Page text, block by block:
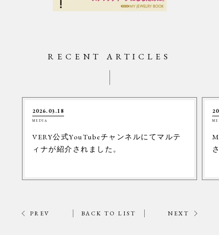
RECENT ARTICLES
2026.03.18
MEDIA
VERY公式YouTubeチャンネルにてマルテ
ィナが紹介されました。
PREV BACK TO LIST NEXT